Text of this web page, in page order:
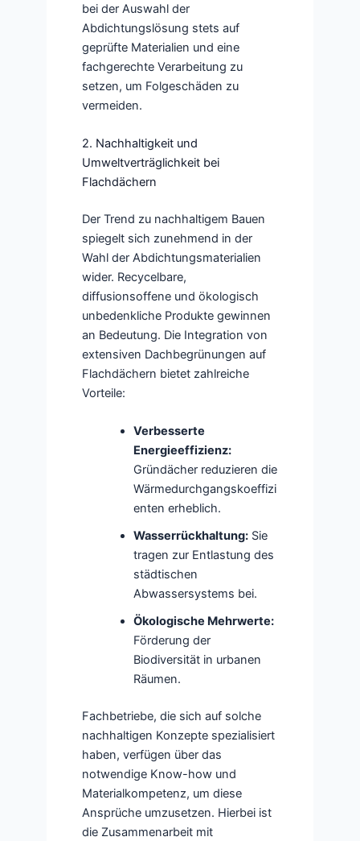
bei der Auswahl der
Abdichtungslösung stets auf
geprüfte Materialien und eine
fachgerechte Verarbeitung zu
setzen, um Folgeschäden zu
vermeiden.
2. Nachhaltigkeit und
Umweltverträglichkeit bei
Flachdächern
Der Trend zu nachhaltigem Bauen
spiegelt sich zunehmend in der
Wahl der Abdichtungsmaterialien
wider. Recycelbare,
diffusionsoffene und ökologisch
unbedenkliche Produkte gewinnen
an Bedeutung. Die Integration von
extensiven Dachbegrünungen auf
Flachdächern bietet zahlreiche
Vorteile:
Verbesserte
Energieeffizienz:
Gründächer reduzieren die
Wärmedurchgangskoeffizi
enten erheblich.
Wasserrückhaltung:Sie
tragen zur Entlastung des
städtischen
Abwassersystems bei.
Ökologische Mehrwerte:
Förderung der
Biodiversität in urbanen
Räumen.
Fachbetriebe, die sich auf solche
nachhaltigen Konzepte spezialisiert
haben, verfügen über das
notwendige Know-how und
Materialkompetenz, um diese
Ansprüche umzusetzen. Hierbei ist
die Zusammenarbeit mit